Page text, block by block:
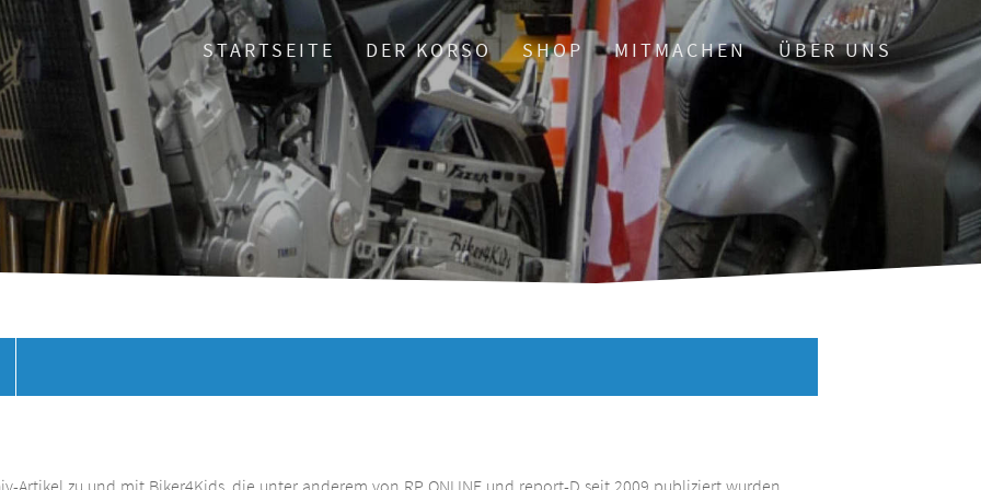
STARTSEITE DER KORSO SHOP MITMACHEN ÜBER UNS